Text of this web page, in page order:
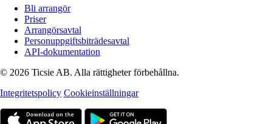
Bli arrangör
Priser
Arrangörsavtal
Personuppgiftsbiträdesavtal
API-dokumentation
© 2026 Ticsie AB. Alla rättigheter förbehållna.
Integritetspolicy Cookieinställningar